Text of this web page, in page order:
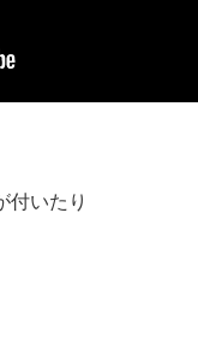
付いたり